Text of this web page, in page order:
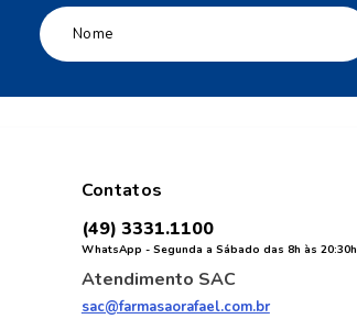
Contatos
(49) 3331.1100
WhatsApp - Segunda a Sábado das 8h às 20:30h
Atendimento SAC
sac@farmasaorafael.com.br